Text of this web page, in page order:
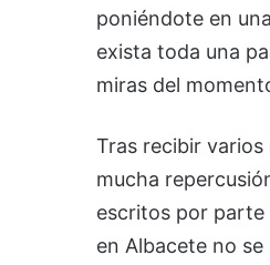
poniéndote en
exista toda una
miras del
Tras recibir
mucha
escritos por parte
en Albacete no